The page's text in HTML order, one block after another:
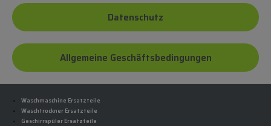
Datenschutz
Allgemeine Geschäftsbedingungen
Waschmaschine Ersatzteile
Waschtrockner Ersatzteile
Geschirrspüler Ersatzteile